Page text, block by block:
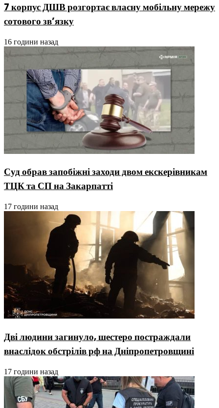
7 корпус ДШВ розгортає власну мобільну мережу
сотового зв’язку
16 години назад
Суд обрав запобіжні заходи двом екскерівникам
ТЦК та СП на Закарпатті
17 години назад
Дві людини загинуло, шестеро постраждали
внаслідок обстрілів рф на Дніпропетровщині
17 години назад